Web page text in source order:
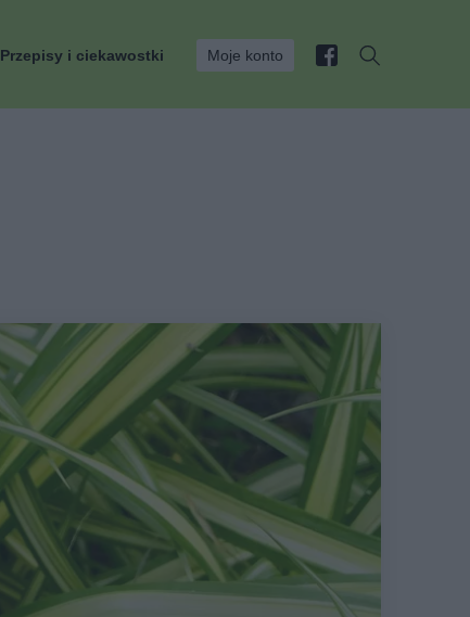
Przepisy i ciekawostki Moje konto